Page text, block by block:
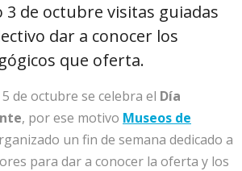
de octubre visitas guiadas
dar a conocer los
que oferta.
de octubre se celebra el Día
, por ese motivo Museos de
un fin de semana dedicado a
para dar a conocer la oferta y los